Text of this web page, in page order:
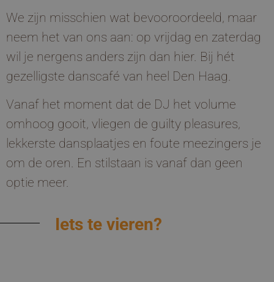
We zijn misschien wat bevooroordeeld, maar
neem het van ons aan: op vrijdag en zaterdag
wil je nergens anders zijn dan hier. Bij hét
gezelligste danscafé van heel Den Haag.
Vanaf het moment dat de DJ het volume
omhoog gooit, vliegen de guilty pleasures,
lekkerste dansplaatjes en foute meezingers je
om de oren. En stilstaan is vanaf dan geen
optie meer.
Iets te vieren?